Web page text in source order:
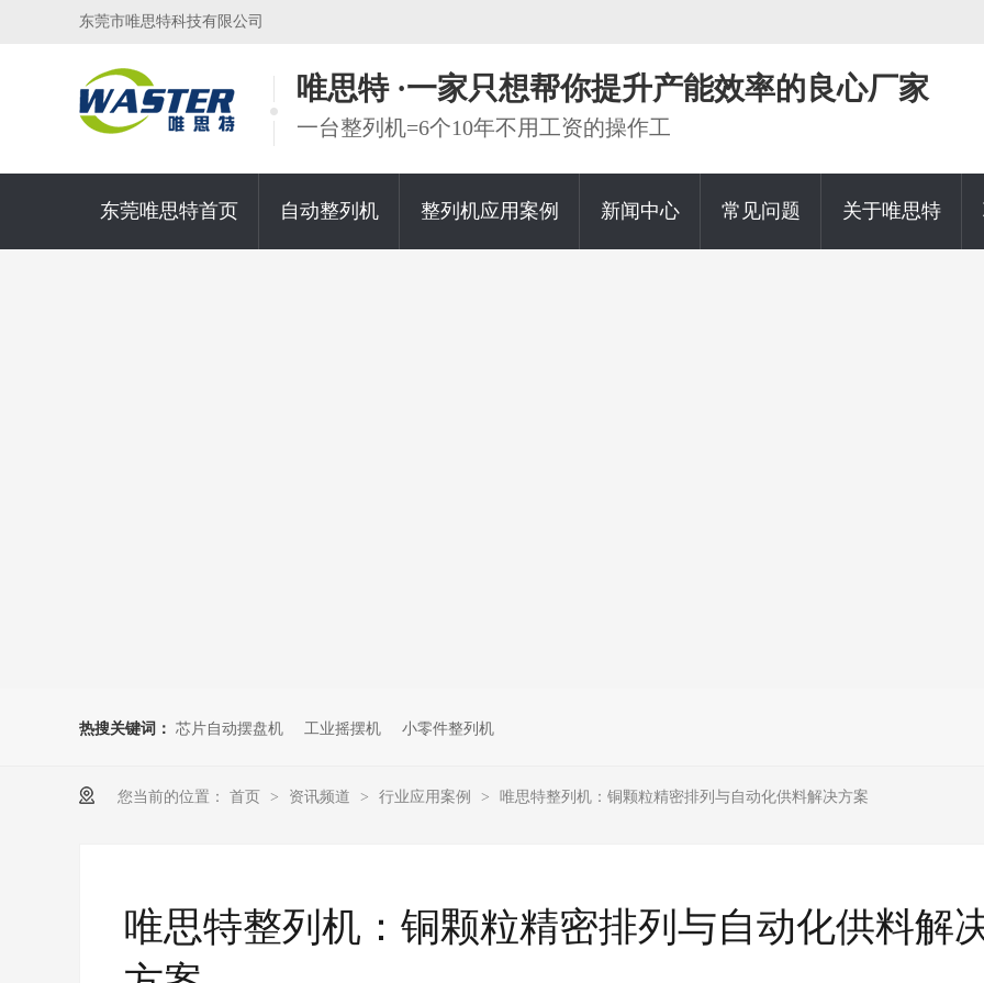
东莞市唯思特科技有限公司
唯思特 ·一家只想帮你提升产能效率的良心厂家
一台整列机=6个10年不用工资的操作工
东莞唯思特首页 自动整列机 整列机应用案例 新闻中心 常见问题 关于唯思特
热搜关键词： 芯片自动摆盘机 工业摇摆机 小零件整列机
您当前的位置： 首页 > 资讯频道 > 行业应用案例 > 唯思特整列机：铜颗粒精密排列与自动化供料解决方案
唯思特整列机：铜颗粒精密排列与自动化供料解